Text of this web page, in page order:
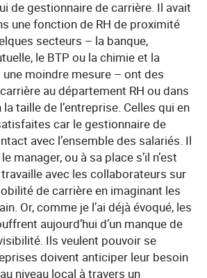
de gestionnaire de carrière. Il avait
une fonction de RH de proximité
secteurs – la banque,
le BTP ou la chimie et la
moindre mesure – ont des
au département RH ou dans
taille de l’entreprise. Celles qui en
car le gestionnaire de
avec l’ensemble des salariés. Il
manager, ou à sa place s’il n’est
avec les collaborateurs sur
de carrière en imaginant les
Or, comme je l’ai déjà évoqué, les
aujourd’hui d’un manque de
Ils veulent pouvoir se
doivent anticiper leur besoin
niveau local à travers un